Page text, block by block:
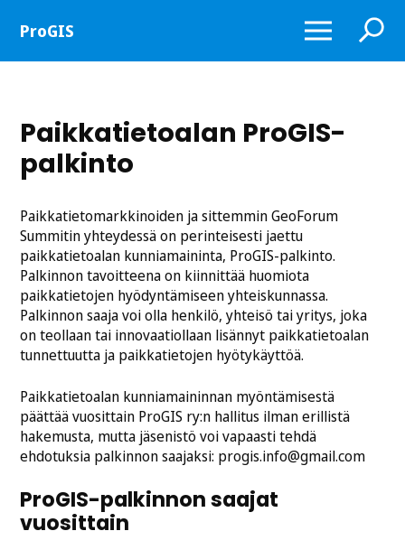
ProGIS Näytä
tai
valikko
Näytä
tai
haku
Paikkatietoalan ProGIS-
palkinto
Paikkatietomarkkinoiden ja sittemmin GeoForum
Summitin yhteydessä on perinteisesti jaettu
paikkatietoalan kunniamaininta, ProGIS-palkinto.
Palkinnon tavoitteena on kiinnittää huomiota
paikkatietojen hyödyntämiseen yhteiskunnassa.
Palkinnon saaja voi olla henkilö, yhteisö tai yritys, joka
on teollaan tai innovaatiollaan lisännyt paikkatietoalan
tunnettuutta ja paikkatietojen hyötykäyttöä.
Paikkatietoalan kunniamaininnan myöntämisestä
päättää vuosittain ProGIS ry:n hallitus ilman erillistä
hakemusta, mutta jäsenistö voi vapaasti tehdä
ehdotuksia palkinnon saajaksi: progis.info@gmail.com
ProGIS-palkinnon saajat
vuosittain